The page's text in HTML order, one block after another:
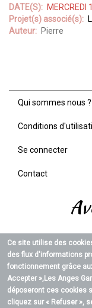
DATE(S)
MERCREDI
Projet(s) associé(s)
Auteur
Pierre
Menu
de
page
Qui sommes nous ?
Conditions
Se connecter
Contact
Ce site utilise des
des flux d'informations
fonctionnement grâce
Accepter »,Les Anges
déposeront ces cookies
cliquez sur « Refuser »,